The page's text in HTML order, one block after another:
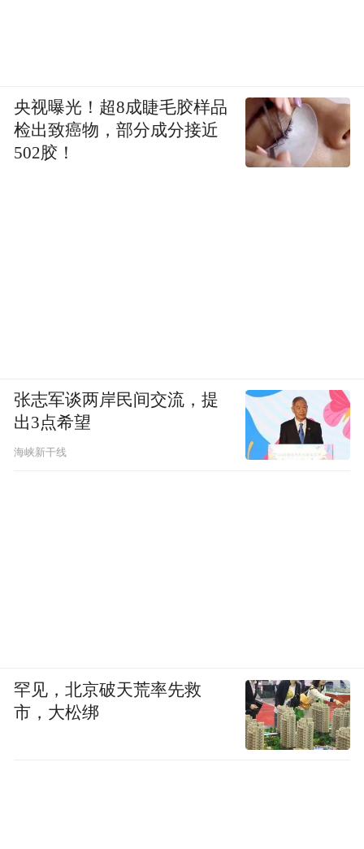
央视曝光！超8成睫毛胶样品
检出致癌物，部分成分接近
502胶！
张志军谈两岸民间交流，提
出3点希望
海峡新干线
罕见，北京破天荒率先救
市，大松绑